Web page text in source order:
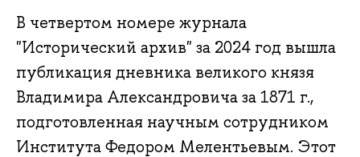
В четвертом номере журнала
"Исторический архив" за 2024 год вышла
публикация дневника великого князя
Владимира Александровича за 1871 г.,
подготовленная научным сотрудником
Института Федором Мелентьевым. Этот